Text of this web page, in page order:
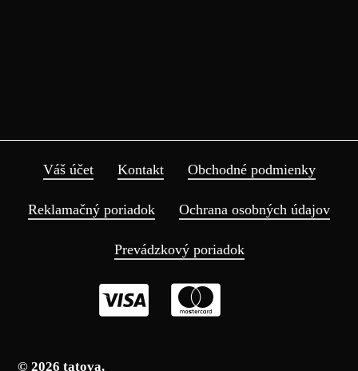
Doručujeme do 5
Pri nákupe nad 70€ doprava
Váš účet Kontakt Obchodné podmienky
Reklamačný poriadok Ochrana osobných údajov
Prevádzkový poriadok
© 2026 tatova.